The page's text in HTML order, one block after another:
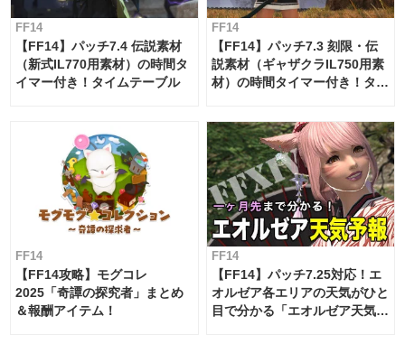
FF14
【FF14】パッチ7.4 伝説素材
（新式IL770用素材）の時間タ
イマー付き！タイムテーブル
FF14
【FF14】パッチ7.3 刻限・伝
説素材（ギャザクラIL750用素
材）の時間タイマー付き！タイ
FF14
【FF14攻略】モグコレ
2025「奇譚の探究者」まとめ
＆報酬アイテム！
FF14
【FF14】パッチ7.25対応！エ
オルゼア各エリアの天気がひと
目で分かる「エオルゼア天気予